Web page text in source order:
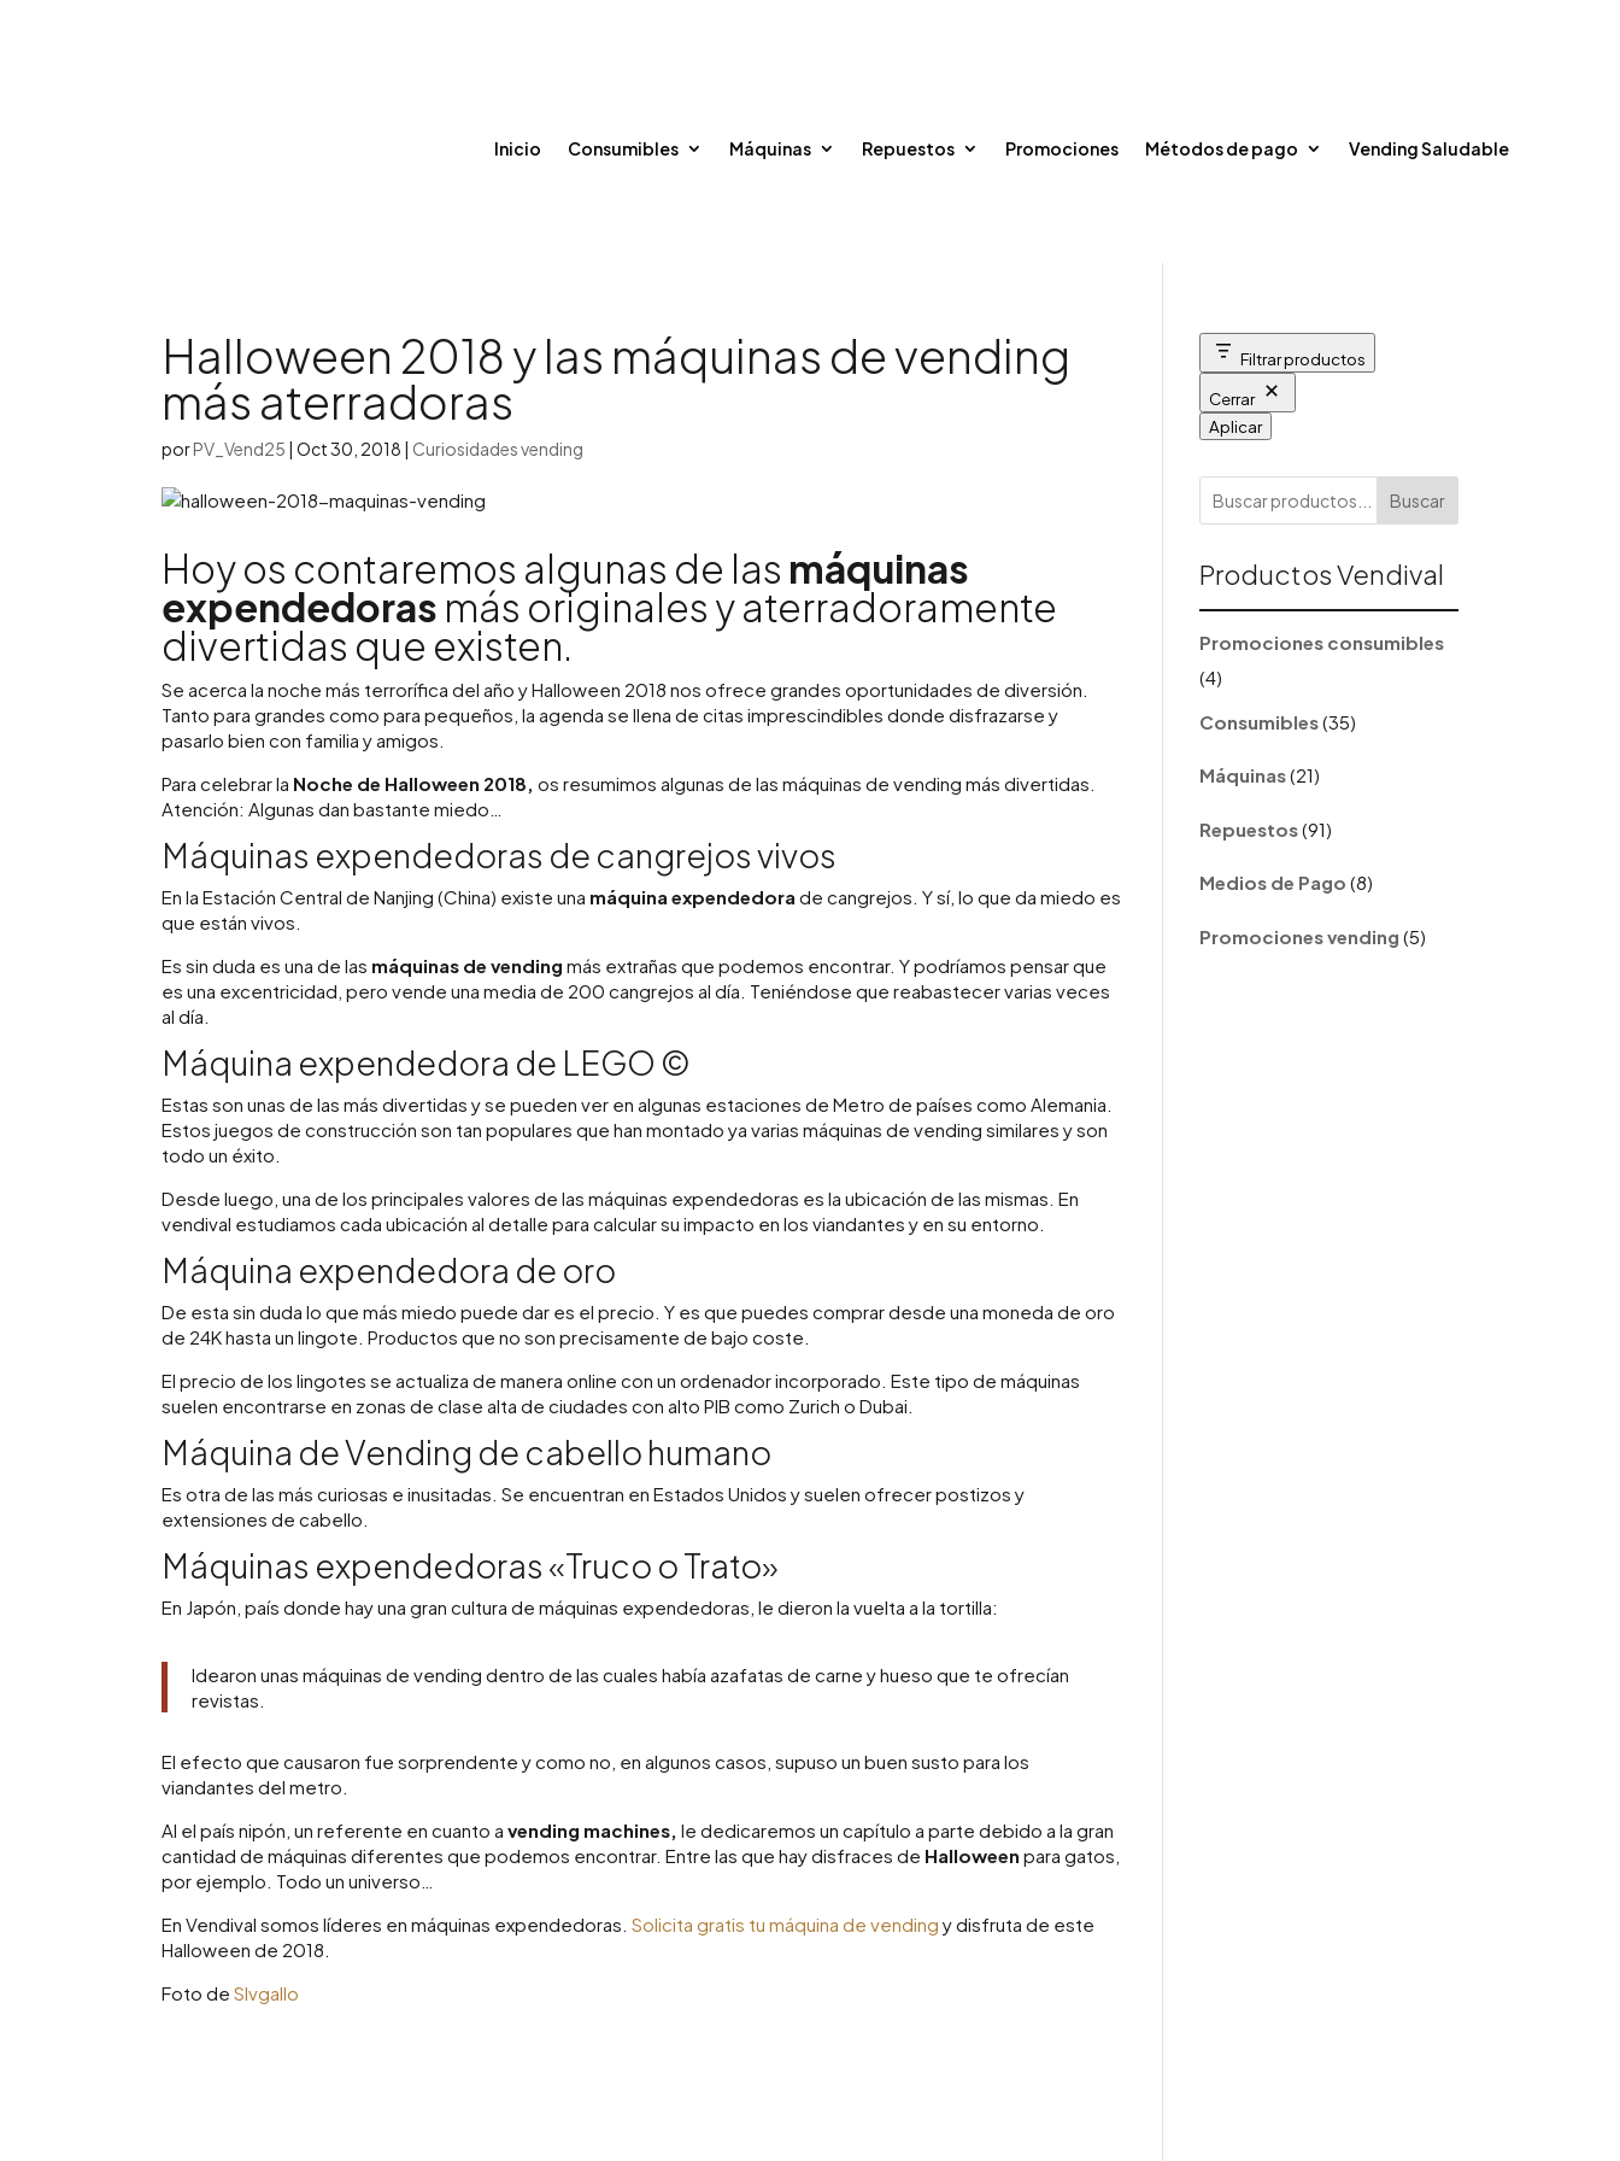
Inicio Consumibles Máquinas Repuestos Promociones Métodos de pago Vending Saludable
Halloween 2018 y las máquinas de vending
más aterradoras
porPV_Vend25 |Oct 30, 2018 Curiosidades vending
Hoy os contaremos algunas de las máquinas
expendedoras más originales y aterradoramente
divertidas que existen.
Se acerca la noche más terrorífica del año y Halloween 2018 nos ofrece grandes oportunidades de diversión.
Tanto para grandes como para pequeños, la agenda se llena de citas imprescindibles donde disfrazarse y
pasarlo bien con familia y amigos.
Para celebrar la Noche de Halloween 2018, os resumimos algunas de las máquinas de vending más divertidas.
Atención: Algunas dan bastante miedo…
Máquinas expendedoras de cangrejos vivos
En la Estación Central de Nanjing (China) existe una máquina expendedora de cangrejos. Y sí, lo que da miedo es
que están vivos.
Es sin duda es una de las máquinas de vending más extrañas que podemos encontrar. Y podríamos pensar que
es una excentricidad, pero vende una media de 200 cangrejos al día. Teniéndose que reabastecer varias veces
al día.
Máquina expendedora de LEGO ©
Estas son unas de las más divertidas y se pueden ver en algunas estaciones de Metro de países como Alemania.
Estos juegos de construcción son tan populares que han montado ya varias máquinas de vending similares y son
todo un éxito.
Desde luego, una de los principales valores de las máquinas expendedoras es la ubicación de las mismas. En
vendival estudiamos cada ubicación al detalle para calcular su impacto en los viandantes y en su entorno.
Máquina expendedora de oro
De esta sin duda lo que más miedo puede dar es el precio. Y es que puedes comprar desde una moneda de oro
de 24K hasta un lingote. Productos que no son precisamente de bajo coste.
El precio de los lingotes se actualiza de manera online con un ordenador incorporado. Este tipo de máquinas
suelen encontrarse en zonas de clase alta de ciudades con alto PIB como Zurich o Dubai.
Máquina de Vending de cabello humano
Es otra de las más curiosas e inusitadas. Se encuentran en Estados Unidos y suelen ofrecer postizos y
extensiones de cabello.
Máquinas expendedoras «Truco o Trato»
En Japón, país donde hay una gran cultura de máquinas expendedoras, le dieron la vuelta a la tortilla:
Idearon unas máquinas de vending dentro de las cuales había azafatas de carne y hueso que te ofrecían
revistas.
El efecto que causaron fue sorprendente y como no, en algunos casos, supuso un buen susto para los
viandantes del metro.
Al el país nipón, un referente en cuanto avending machines,le dedicaremos un capítulo a parte debido a la gran
cantidad de máquinas diferentes que podemos encontrar. Entre las que hay disfraces de Halloween para gatos,
por ejemplo. Todo un universo…
En Vendival somos líderes en máquinas expendedoras.Solicita gratis tu máquina de vending y disfruta de este
Halloween de 2018.
Foto deSlvgallo
Filtrar productos
Cerrar
Aplicar
Buscar
Productos Vendival
Promociones consumibles
44
Consumibles 3535
productos
Máquinas 2121
productos
Repuestos 9191
productos
Medios de Pago 88
productos
Promociones vending 55
productos